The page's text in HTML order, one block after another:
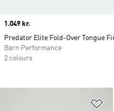
Price
1.049 kr.
Predator Elite Fold-Over Tongue
Børn Performance
2 colours